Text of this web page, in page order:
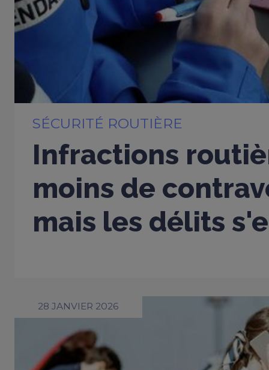
SÉCURITÉ ROUTIÈRE
Infractions
moins de
mais les délits
28 JANVIER 2026